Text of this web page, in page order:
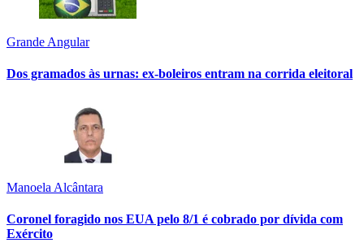
Grande Angular
Dos gramados às urnas: ex-boleiros entram na corrida eleitoral
Manoela Alcântara
Coronel foragido nos EUA pelo 8/1 é cobrado por dívida com
Exército